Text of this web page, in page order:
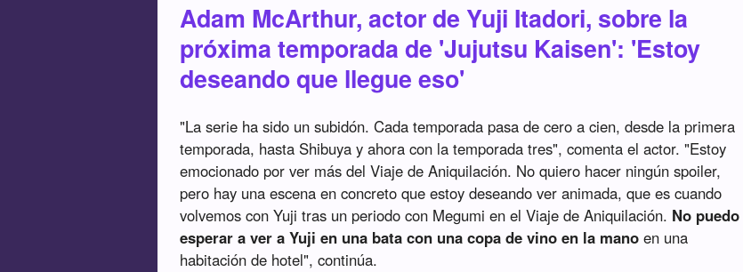
Adam McArthur, actor de Yuji Itadori, sobre la
próxima temporada de 'Jujutsu Kaisen': 'Estoy
deseando que llegue eso'
"La serie ha sido un subidón. Cada temporada pasa de cero a cien, desde la primera
temporada, hasta Shibuya y ahora con la temporada tres", comenta el actor. "Estoy
emocionado por ver más del Viaje de Aniquilación. No quiero hacer ningún spoiler,
pero hay una escena en concreto que estoy deseando ver animada, que es cuando
volvemos con Yuji tras un periodo con Megumi en el Viaje de Aniquilación. No puedo
esperar a ver a Yuji en una bata con una copa de vino en la mano en una
habitación de hotel", continúa.